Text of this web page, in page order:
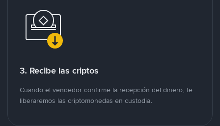
3. Recibe las criptos
Cuando el vendedor confirme la recepción del dinero, te
liberaremos las criptomonedas en custodia.